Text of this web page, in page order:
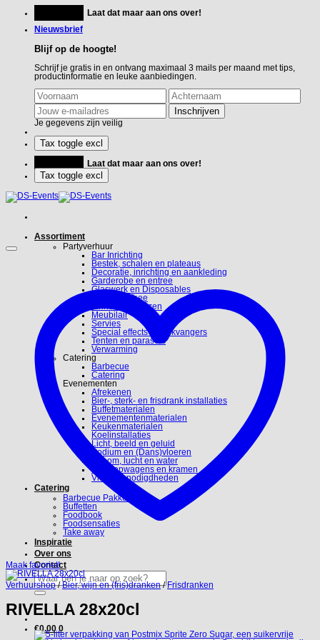
inhoud
Laat dat maar aan ons over!
Nieuwsbrief
Blijf op de hoogte!
Schrijf je gratis in en ontvang maximaal 3 mails per maand met tips,
productinformatie en leuke aanbiedingen.
Je gegevens zijn veilig
Laat dat maar aan ons over!
Assortiment
Partyverhuur
Bar Inrichting
Bestek, schalen en plateaus
Decoratie, inrichting en aankleding
Garderobe en entree
Glaswerk en Disposables
Koffie en Thee
Linnen en hoezen
Meubilair
Servies
Special effects en blikvangers
Tenten en parasols
Verwarming
Catering
Barbecue
Catering
Evenementen
Afrekenen
Bier-, sterk- en frisdrank installaties
Buffetmaterialen
Evenementenmaterialen
Keukenmaterialen
Koelinstallaties
Licht, beeld en geluid
Podium en (Dans)vloeren
Stroom, lucht en water
Verkoopwagens en kramen
Video benodigdheden
Catering
Barbecue Pakketten
Buffetten
Foodbook
Foodsensaties
Take away
Inspiratie
Over ons
Contact
Zoeken
naar:
€0.00 0
Maak favoriet!
Verhuurshop / Bier, wijn en (fris)dranken / Frisdranken
RIVELLA 28x20cl